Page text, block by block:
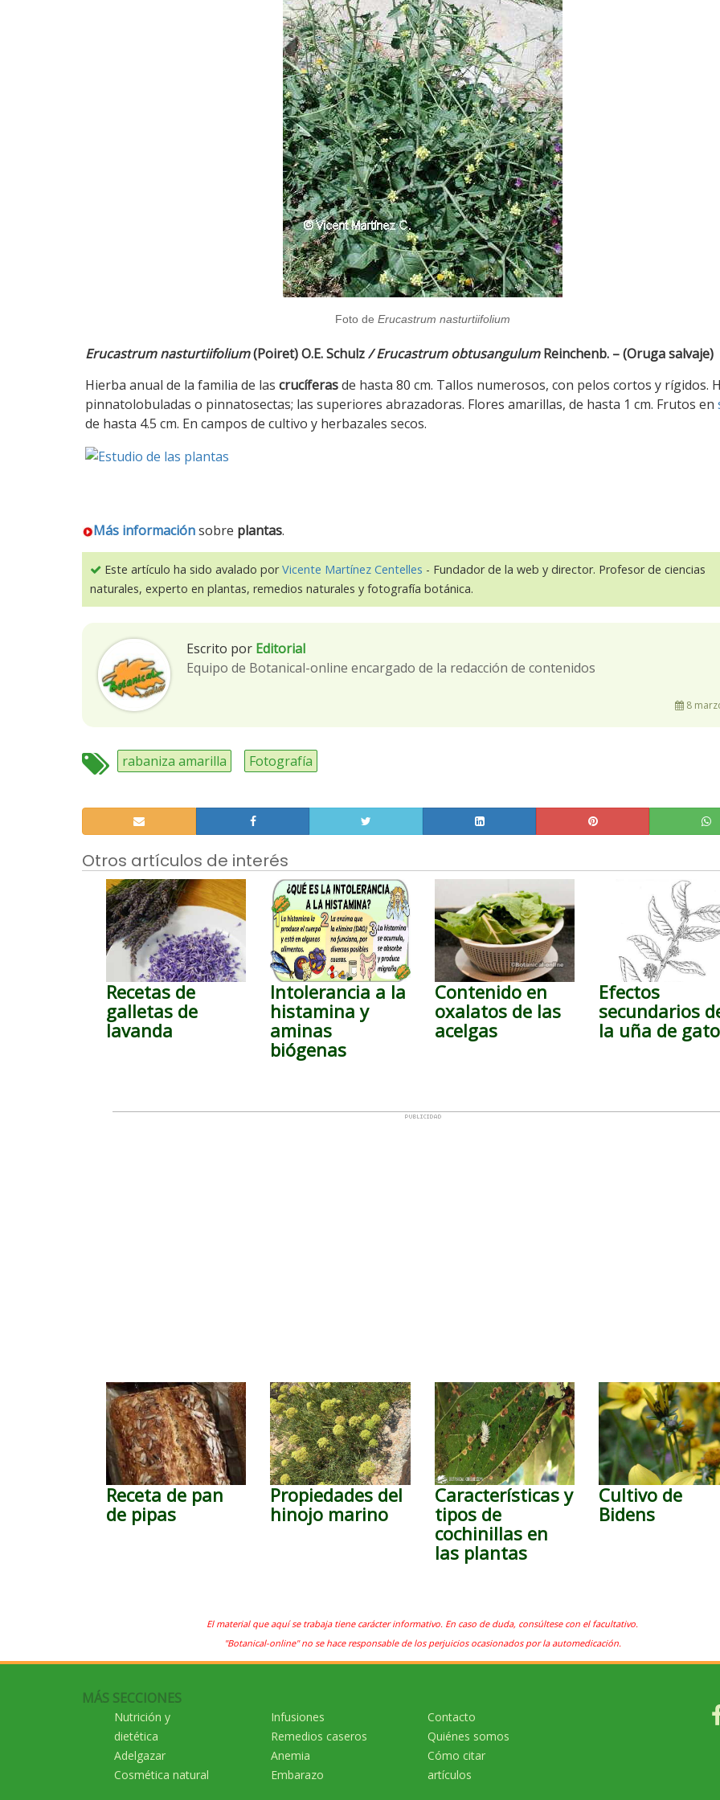
Foto de Erucastrum nasturtiifolium
Erucastrum nasturtiifolium(Poiret) O.E. Schulz/ Erucastrum obtusangulumReinchenb. – (Oruga salvaje)
Hierba anual de la familia de lascrucíferasde hasta 80 cm. Tallos numerosos, con pelos cortos y rígidos.
pinnatolobuladas o pinnatosectas; las superiores abrazadoras. Flores amarillas, de hasta 1 cm. Frutos en
de hasta 4.5 cm. En campos de cultivo y herbazales secos.
Más informaciónsobre plantas.
Este artículo ha sido avalado porVicente Martínez Centelles - Fundador de la web y director. Profesor de ciencias
naturales, experto en plantas, remedios naturales y fotografía botánica.
Escrito por Editorial
Equipo de Botanical-online encargado de la redacción de contenidos
8
rabaniza amarilla Fotografía
Otros artículos de interés
Recetas de
galletas de
lavanda
Intolerancia a la
histamina y
aminas
biógenas
Contenido en
oxalatos de las
acelgas
Efectos
secundarios
la uña de gato
Receta de pan
de pipas
Propiedades del
hinojo marino
Características y
tipos de
cochinillas en
las plantas
Cultivo de
Bidens
El material que aquí se trabaja tiene carácter informativo. En caso de duda, consúltese con el facultativo.
"Botanical-online" no se hace responsable de los perjuicios ocasionados por la automedicación.
MÁS SECCIONES
Nutrición y
dietética
Adelgazar
Cosmética natural
Infusiones
Remedios caseros
Anemia
Embarazo
Contacto
Quiénes somos
Cómo citar
artículos